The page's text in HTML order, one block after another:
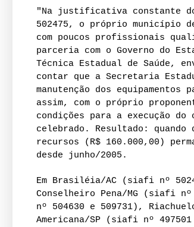
"Na justificativa constante
502475, o próprio município
com poucos profissionais
parceria com o Governo do
Técnica Estadual de Saúde,
contar que a Secretaria
manutenção dos
assim, com o próprio
condições para a execução
celebrado. Resultado:
recursos (R$ 160.000,00)
desde junho/2005.
Em Brasiléia/AC (siafi nº
Conselheiro Pena/MG (siafi
nº 504630 e 509731),
Americana/SP (siafi nº